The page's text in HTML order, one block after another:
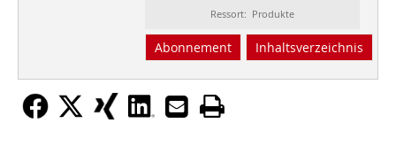
Ressort: Produkte
Abonnement Inhaltsverzeichnis